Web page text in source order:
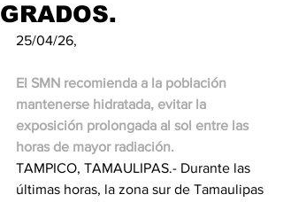
GRADOS.
25/04/26,
El SMN recomienda a la población
mantenerse hidratada, evitar la
exposición prolongada al sol entre las
horas de mayor radiación.
TAMPICO, TAMAULIPAS.- Durante las
últimas horas, la zona sur de Tamaulipas